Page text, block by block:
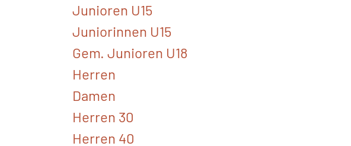
Junioren U15
Juniorinnen U15
Gem. Junioren U18
Herren
Damen
Herren 30
Herren 40